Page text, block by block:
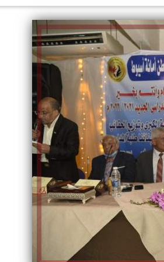
إلهام شرشر تكتب: دي مبقتش كورة..
دي سياسة